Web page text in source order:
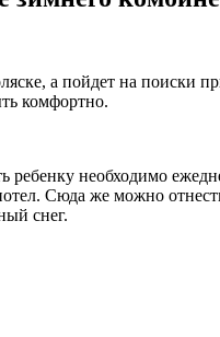
а пойдет на
комфортно.
ребенку необходимо
Сюда же можно
снег.